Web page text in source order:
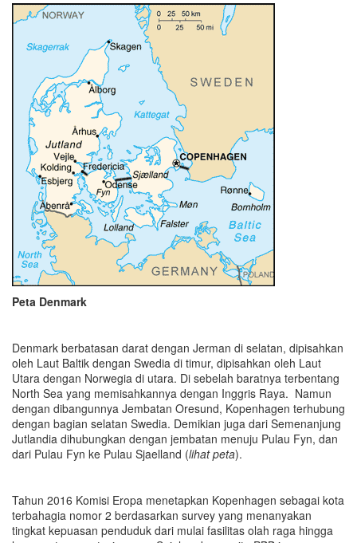
Peta Denmark
Denmark berbatasan darat dengan Jerman di selatan, dipisahkan
oleh Laut Baltik dengan Swedia di timur, dipisahkan oleh Laut
Utara dengan Norwegia di utara. Di sebelah baratnya terbentang
North Sea yang memisahkannya dengan Inggris Raya. Namun
dengan dibangunnya Jembatan Oresund, Kopenhagen terhubung
dengan bagian selatan Swedia. Demikian juga dari Semenanjung
Jutlandia dihubungkan dengan jembatan menuju Pulau Fyn, dan
dari Pulau Fyn ke Pulau Sjaelland (lihat peta).
Tahun 2016 Komisi Eropa menetapkan Kopenhagen sebagai kota
terbahagia nomor 2 berdasarkan survey yang menanyakan
tingkat kepuasan penduduk dari mulai fasilitas olah raga hingga